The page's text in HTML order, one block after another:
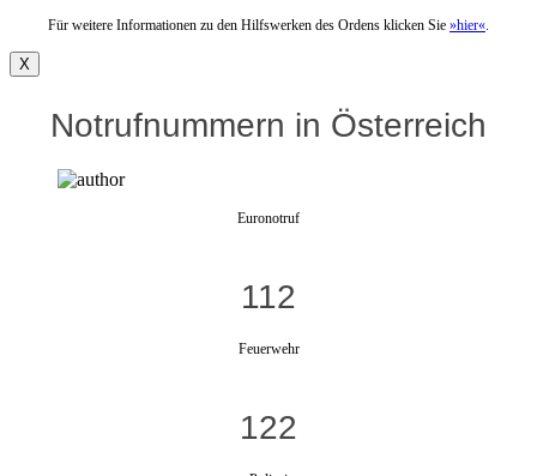
Für weitere Informationen zu den Hilfswerken des Ordens klicken Sie »hier«.
X
Notrufnummern in Österreich
Euronotruf
112
Feuerwehr
122